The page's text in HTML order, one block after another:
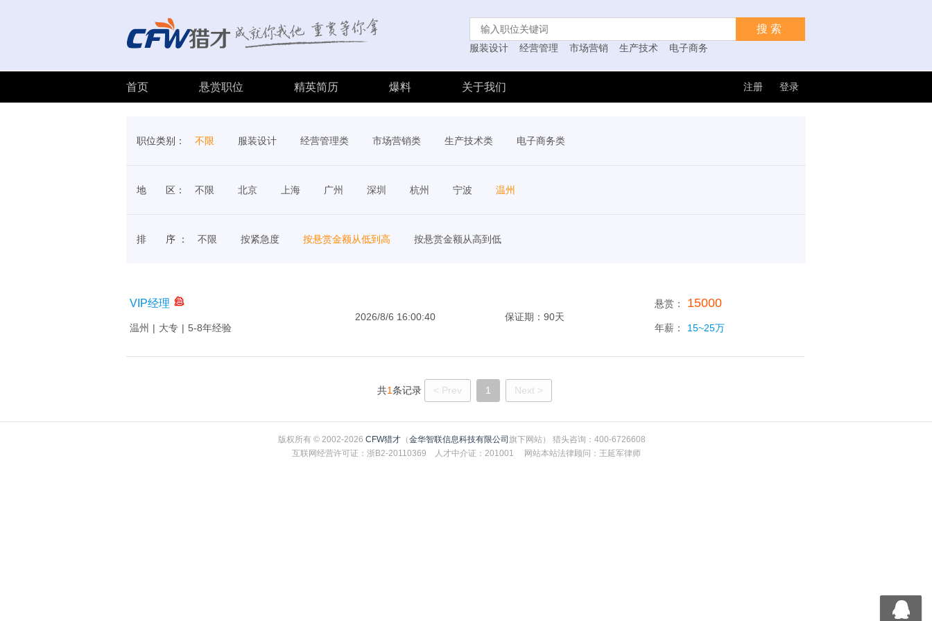
搜索
服装设计 经营管理 市场营销 生产技术 电子商务
首页 悬赏职位 精英简历 爆料 关于我们 注册 登录
职位类别： 不限 服装设计 经营管理类 市场营销类 生产技术类 电子商务类
地 区： 不限 北京 上海 广州 深圳 杭州 宁波 温州
排 序 ： 不限 按紧急度 按悬赏金额从低到高 按悬赏金额从高到低
VIP经理
温州 | 大专 | 5-8年经验
2026/8/6 16:00:40 保证期：90天
悬赏： 15000
年薪： 15~25万
共1条记录 < Prev 1 Next >
版权所有 © 2002-2026 CFW猎才 （金华智联信息科技有限公司 旗下网站） 猎头咨询：400-6726608
互联网经营许可证：浙B2-20110369 人才中介证：201001 网站本站法律顾问：王延军律师